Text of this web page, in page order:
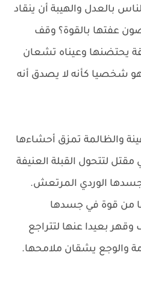
بالعدل والهيبة أن ينقاد
عفتها بالقوة؟ وقف
يحتضنها وعيناه تشعان
شخصيا كأنه لا يصدق أنه
والظالمة تمزق أحشاءها
لتتحول القبلة العنيفة
الوردي المرتعش.
من قوة في جسدها
بعيدا عنها لتتراجع
والوجع يشقان ملامحها.